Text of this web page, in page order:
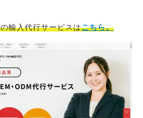
輸入代行サービスはこちら。